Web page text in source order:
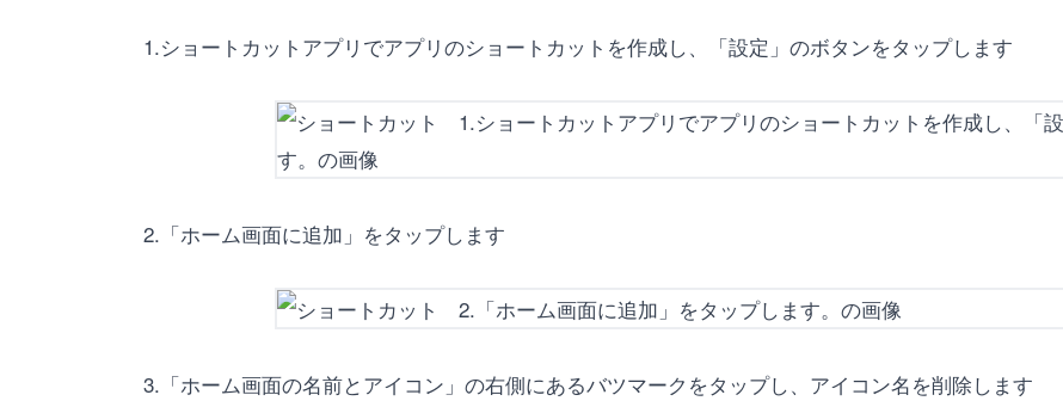
1.ショートカットアプリでアプリのショートカットを作成し、「設定」のボタンをタップします
2.「ホーム画面に追加」をタップします
3.「ホーム画面の名前とアイコン」の右側にあるバツマークをタップし、アイコン名を削除します